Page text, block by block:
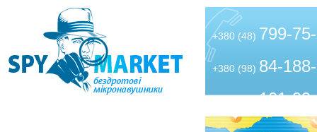
+380 (48) 799-
+380 (98) 84-
101-